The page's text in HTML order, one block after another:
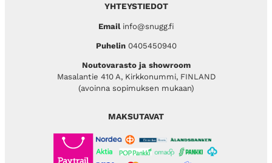
YHTEYSTIEDOT
Emailinfo@snugg.fi
Puhelin 0405450940
Noutovarasto ja showroom
Masalantie 410 A, Kirkkonummi, FINLAND
(avoinna sopimuksen mukaan)
MAKSUTAVAT